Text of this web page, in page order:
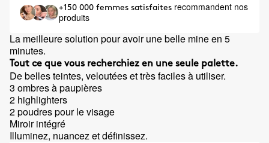
+150 000 femmes satisfaites recommandent nos
produits
La meilleure solution pour avoir une belle mine en 5
minutes.
Tout ce que vous recherchiez en une seule palette.
De belles teintes, veloutées et très faciles à utiliser.
3 ombres à paupières
2 highlighters
2 poudres pour le visage
Miroir intégré
Illuminez, nuancez et définissez.